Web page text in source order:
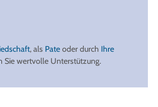
, als Pate oder durch Ihre
Sie wertvolle Unterstützung.